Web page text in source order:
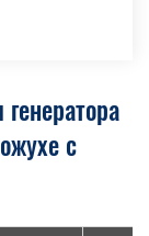
с